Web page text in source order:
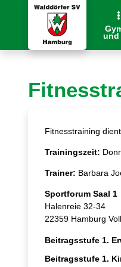
und
Fitnesstraining
Trainingszeit:
Trainer: Barbara
Sportforum Saal 1
Halenreie 32-34
22359 Hamburg
Beitragsstufe 1.
Beitragsstufe 1.